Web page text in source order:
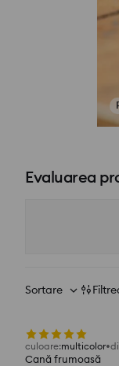
Evaluarea
Sortare
culoare:multicolor
Cană frumoasă